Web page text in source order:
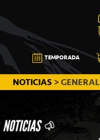
a
la
navegación
principal
al
contenido
principal
a
la
barra
lateral
principal
CB
CANARIAS
TEMPORADA
NOTICIAS > GENERAL